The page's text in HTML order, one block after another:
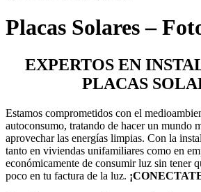
Placas Solares –
EXPERTOS EN
PLACAS
Estamos comprometidos con el
autoconsumo, tratando de hacer un mundo
aprovechar las energías limpias. Con la
tanto en viviendas unifamiliares como en
económicamente de consumir luz sin tener
poco en tu factura de la luz.